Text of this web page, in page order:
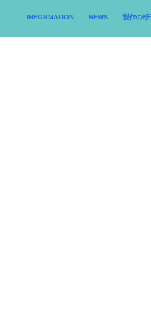
INFORMATION NEWS 製作の様